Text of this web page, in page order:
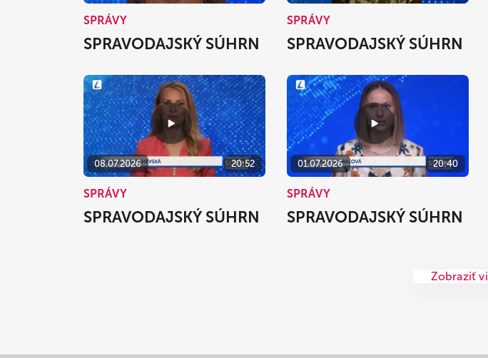
SPRÁVY
SPRAVODAJSKÝ SÚHRN
SPRÁVY
SPRAVODAJSKÝ SÚHRN
08.07.2026 20:52
SPRÁVY
SPRAVODAJSKÝ SÚHRN
01.07.2026 20:40
SPRÁVY
SPRAVODAJSKÝ SÚHRN
Zobraziť